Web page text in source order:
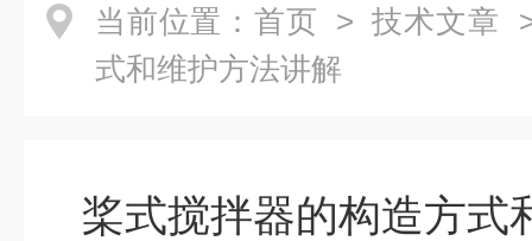
当前位置： 首页 > 技术文章
式和维护方法讲解
桨式搅拌器的构造方式